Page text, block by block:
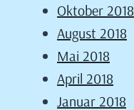
Oktober 2018
August 2018
Mai 2018
April 2018
Januar 2018